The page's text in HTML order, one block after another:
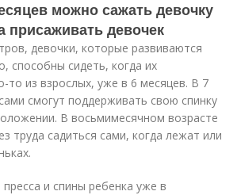
можно сажать девочку
присаживать девочек
девочки, которые развиваются
способны сидеть, когда их
то из взрослых, уже в 6 месяцев. В 7
смогут поддерживать свою спинку
В восьмимесячном возрасте
труда садиться сами, когда лежат или
и спины ребенка уже в